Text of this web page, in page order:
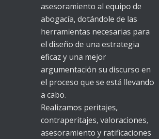
asesoramiento al equipo de
abogacía, dotándole de las
herramientas necesarias para
el diseño de una estrategia
eficaz y una mejor
argumentación su discurso en
el proceso que se está llevando
a cabo.
Realizamos peritajes,
contraperitajes, valoraciones,
asesoramiento y ratificaciones